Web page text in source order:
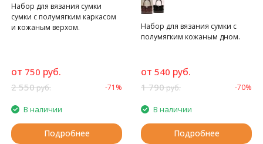
Набор для вязания сумки
сумки с полумягким каркасом
и кожаным верхом.
от 750 руб.
2 550руб. -71%
В наличии
Подробнее
Набор для вязания сумки с
полумягким кожаным дном.
от 540 руб.
1 790руб. -70%
В наличии
Подробнее